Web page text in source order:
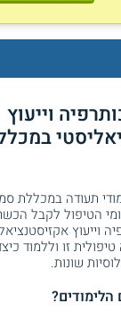
וייעוץ
תעודה במכללת
הטיפול לקבל
וייעוץ
טיפולית זו וללמוד
שונות.
הלימודים?